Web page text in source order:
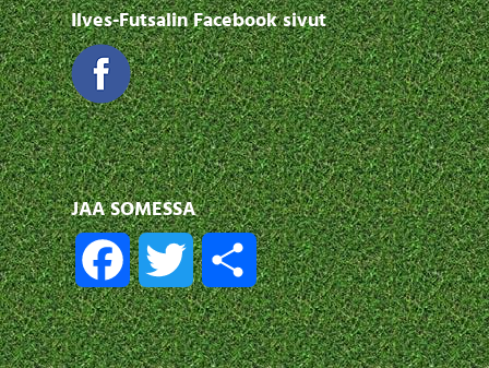
Ilves-Futsalin Facebook sivut
JAA SOMESSA
F
a
T
w
S
h